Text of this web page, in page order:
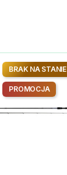
BRAK NA STANIE
PROMOCJA